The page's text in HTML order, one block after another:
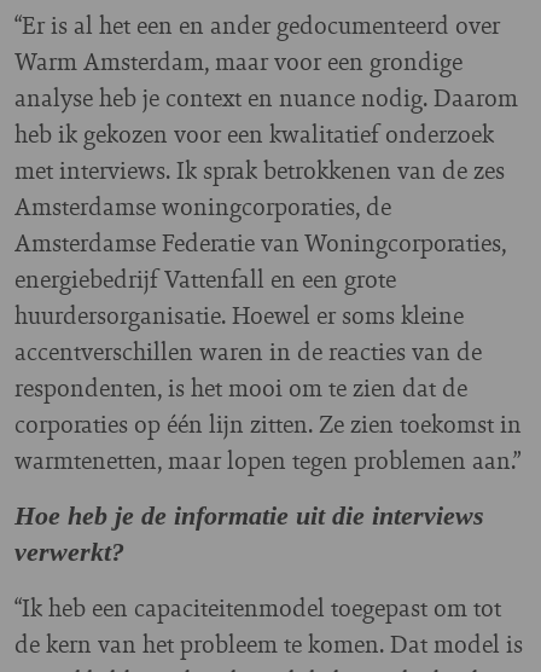
“Er is al het een en ander gedocumenteerd over
Warm Amsterdam, maar voor een grondige
analyse heb je context en nuance nodig. Daarom
heb ik gekozen voor een kwalitatief onderzoek
met interviews. Ik sprak betrokkenen van de zes
Amsterdamse woningcorporaties, de
Amsterdamse Federatie van Woningcorporaties,
energiebedrijf Vattenfall en een grote
huurdersorganisatie. Hoewel er soms kleine
accentverschillen waren in de reacties van de
respondenten, is het mooi om te zien dat de
corporaties op één lijn zitten. Ze zien toekomst in
warmtenetten, maar lopen tegen problemen aan.”
Hoe heb je de informatie uit die interviews
verwerkt?
“Ik heb een capaciteitenmodel toegepast om tot
de kern van het probleem te komen. Dat model is